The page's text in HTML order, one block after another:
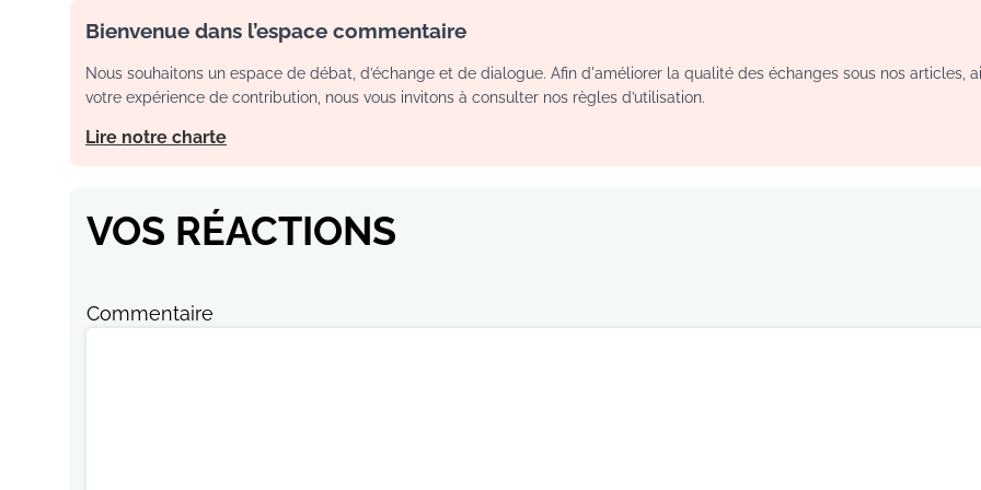
Bienvenue dans l’espace commentaire
Nous souhaitons un espace de débat, d’échange et de dialogue. Afin d'améliorer la qualité des échanges sous nos articles,
votre expérience de contribution, nous vous invitons à consulter nos règles d’utilisation.
Lire notre charte
VOS RÉACTIONS
Commentaire